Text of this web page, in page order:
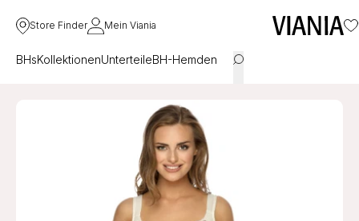
Store Finder Mein Viania
BHsKollektionenUnterteileBH-Hemden